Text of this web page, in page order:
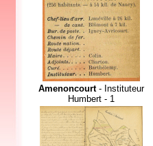
Amenoncourt- Instituteur
Humbert - 1